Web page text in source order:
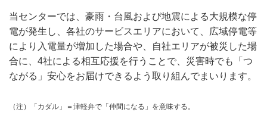
当センターでは、豪雨・台風および地震による大規模な停
電が発生し、各社のサービスエリアにおいて、広域停電等
により入電量が増加した場合や、自社エリアが被災した場
合に、4社による相互応援を行うことで、災害時でも「つ
ながる」安心をお届けできるよう取り組んでまいります。
（注） 「カダル」＝津軽弁で「仲間になる」を意味する。